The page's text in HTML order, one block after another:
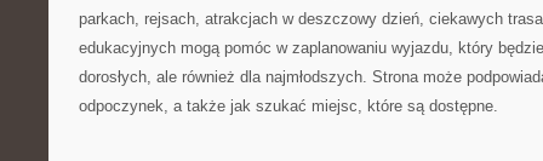
parkach, rejsach, atrakcjach w deszczowy dzień, ciekawych
edukacyjnych mogą pomóc w zaplanowaniu wyjazdu, który
dorosłych, ale również dla najmłodszych. Strona może
odpoczynek, a także jak szukać miejsc, które są dostępne.